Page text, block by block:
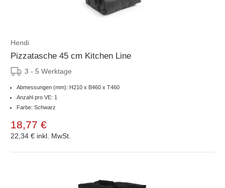
Hendi
Pizzatasche 45 cm Kitchen Line
3 - 5 Werktage
Abmessungen (mm): H210 x B460 x T460
Anzahl pro VE: 1
Farbe: Schwarz
18,77 €
22,34 € inkl. MwSt.